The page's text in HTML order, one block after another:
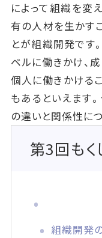
によって組織を変
有の人材を生かす
とが組織開発です
ベルに働きかけ、
個人に働きかける
もあるといえます
の違いと関係性に
第3回もく
組織開発